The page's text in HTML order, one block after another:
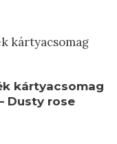
kártyacsomag
Dusty rose